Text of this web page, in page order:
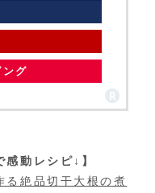
グ
感動レシピ↓】
る絶品切干大根の煮